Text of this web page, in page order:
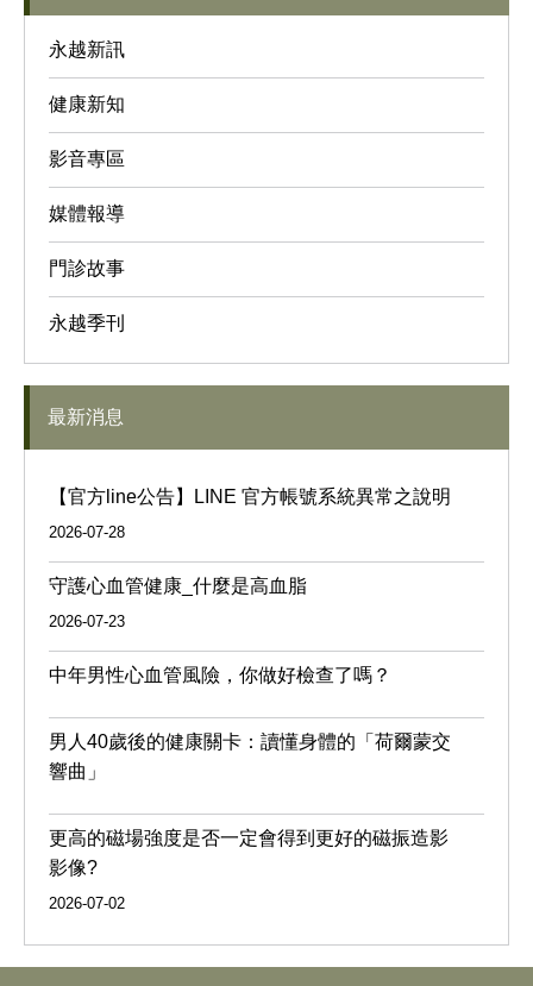
永越新訊
健康新知
影音專區
媒體報導
門診故事
永越季刊
最新消息
【官方line公告】LINE 官方帳號系統異常之說明
2026-07-28
守護心血管健康_什麼是高血脂
2026-07-23
中年男性心血管風險，你做好檢查了嗎？
男人40歲後的健康關卡：讀懂身體的「荷爾蒙交
響曲」
更高的磁場強度是否一定會得到更好的磁振造影
影像?
2026-07-02